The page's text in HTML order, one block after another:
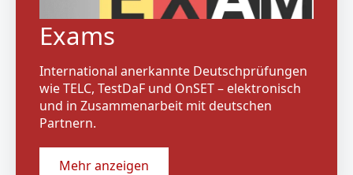
Exams
International anerkannte Deutschprüfungen
wie TELC, TestDaF und OnSET – elektronisch
und in Zusammenarbeit mit deutschen
Partnern.
Mehr anzeigen